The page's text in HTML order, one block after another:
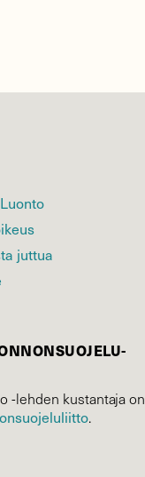
juttua
-lehden kustantaja on
.